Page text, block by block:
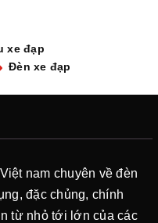
xe đạp
Đèn xe đạp
nam chuyên về đèn
đặc chủng, chính
từ nhỏ tới lớn của các